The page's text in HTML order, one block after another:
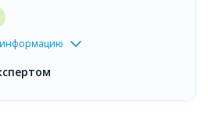
информацию